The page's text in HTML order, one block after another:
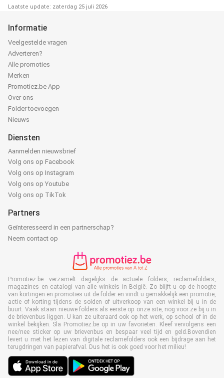
Laatste update: zaterdag 25 juli 2026
Informatie
Veelgestelde vragen
Adverteren?
Alle promoties
Merken
Promotiez.be App
Over ons
Folder toevoegen
Nieuws
Diensten
Aanmelden nieuwsbrief
Volg ons op Facebook
Volg ons op Instagram
Volg ons op Youtube
Volg ons op TikTok
Partners
Geïnteresseerd in een partnerschap?
Neem contact op
Promotiez.be verzamelt dagelijks de actuele folders, reclamefolders,
magazines en catalogi van alle winkels in België. Zo blijft u op de hoogte
van kortingen en promoties uit de folder en vindt u gemakkelijk een promotie,
actie of korting tijdens de solden of uitverkoop van een winkel bij u in de
buurt. Vaak staan nieuwe folders als eerste op onze site, nog voor ze bij u in
de brievenbus liggen. U kan ze uiteraard ook op het werk, op school of in de
winkel bekijken. Sla Promotiez.be op in uw favorieten. Kleef vervolgens een
nee/nee sticker op uw brievenbus en bespaar veel tijd en geld.Bovendien
levert u met het lezen van digitale reclamefolders ook een bijdrage aan het
terugdringen van papierafval. Dus het is ook goed voor het milieu!